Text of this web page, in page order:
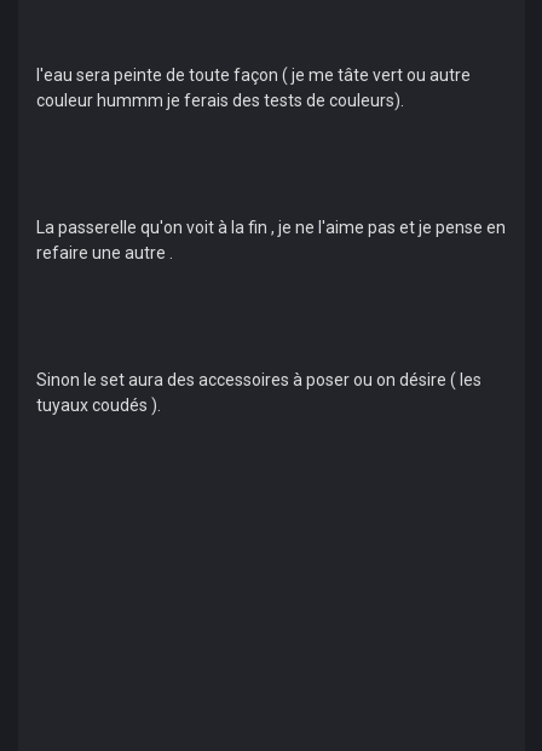
l'eau sera peinte de toute façon ( je me tâte vert ou autre
couleur hummm je ferais des tests de couleurs).
La passerelle qu'on voit à la fin , je ne l'aime pas et je pense en
refaire une autre .
Sinon le set aura des accessoires à poser ou on désire ( les
tuyaux coudés ).